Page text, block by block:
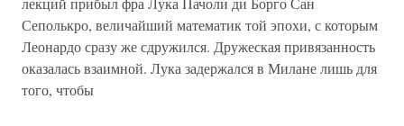
Сеполькро, величайший математик той эпохи, с которым
Леонардо сразу же сдружился. Дружеская привязанность
оказалась взаимной. Лука задержался в Милане лишь для
того, чтобы